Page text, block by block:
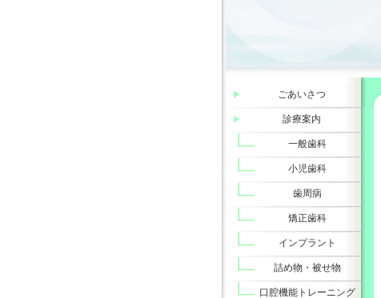
ごあいさつ
診療案内
一般歯科
小児歯科
歯周病
矯正歯科
インプラント
詰め物・被せ物
口腔機能トレーニング